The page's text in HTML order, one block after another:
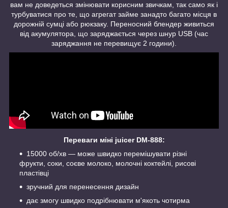
вам не доведеться змінювати корисним звичкам, так само як і
турбуватися про те, що агрегат займе занадто багато місця в
дорожній сумці або рюкзаку. Переносний блендер живиться
від акумулятора, що заряджається через шнур USB (час
заряджання не перевищує 2 години).
Переваги міні juicer DM-888:
15000 об/хв — може швидко перемішувати різні
фрукти, соки, соєве молоко, молочні коктейлі, рисові
пластівці
зручний для перенесення дизайн
дає змогу швидко подрібнювати м'якоть чотирма